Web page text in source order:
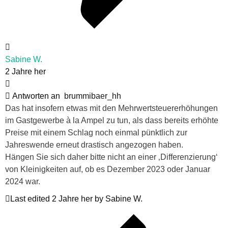
Sabine W.
2 Jahre her
Antworten an
brummibaer_hh
Das hat insofern etwas mit den Mehrwertsteuererhöhungen
im Gastgewerbe à la Ampel zu tun, als dass bereits erhöhte
Preise mit einem Schlag noch einmal pünktlich zur
Jahreswende erneut drastisch angezogen haben.
Hängen Sie sich daher bitte nicht an einer ‚Differenzierung‘
von Kleinigkeiten auf, ob es Dezember 2023 oder Januar
2024 war.
Last edited 2 Jahre her by Sabine W.